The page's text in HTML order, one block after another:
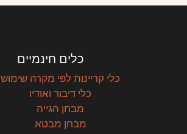
כלים חינמיים
כלי קריינות לפי מקרה שימוש
כלי דיבור ואודיו
מבחן הגייה
מבחן מבטא